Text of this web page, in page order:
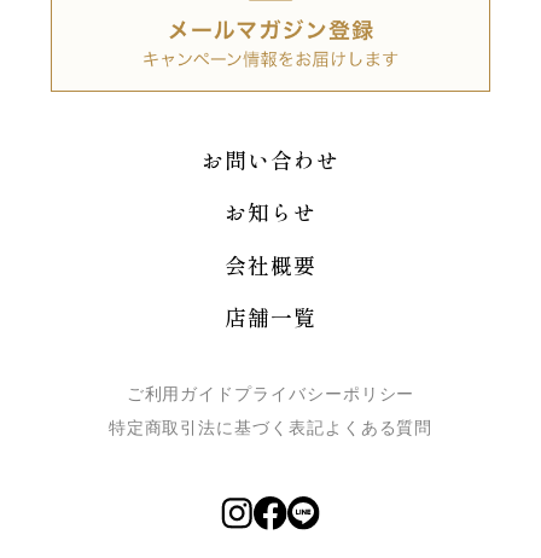
お問い合わせ
お知らせ
会社概要
店舗一覧
ご利用ガイド プライバシーポリシー
特定商取引法に基づく表記よくある質問